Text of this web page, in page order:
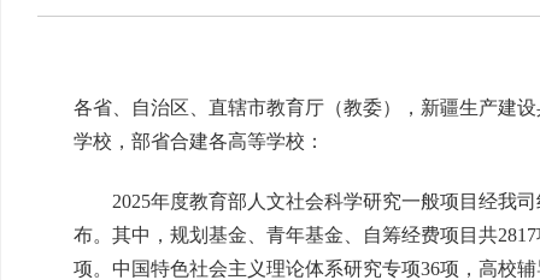
各省、自治区、直辖市教育厅（教委），新疆生产建
学校，部省合建各高等学校：
2025年度教育部人文社会科学研究一般项目经我司
布。其中，规划基金、青年基金、自筹经费项目共
项。中国特色社会主义理论体系研究专项36项，高校